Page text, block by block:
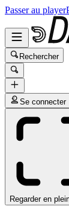
Passer au player
Rechercher
Se connecter
Regarder en